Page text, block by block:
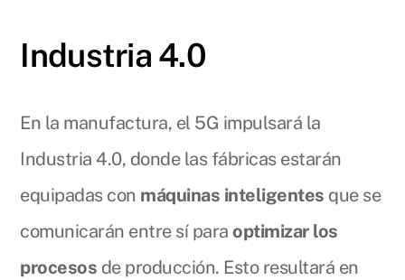
Industria 4.0
En la manufactura, el 5G impulsará la
Industria 4.0, donde las fábricas estarán
equipadas con máquinas inteligentes que se
comunicarán entre sí paraoptimizar los
procesos de producción. Esto resultará en